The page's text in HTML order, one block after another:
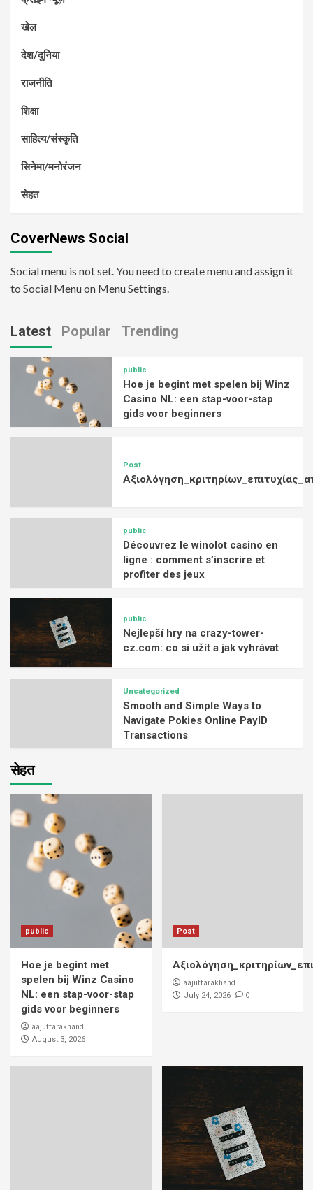
खेल
देश/दुनिया
राजनीति
शिक्षा
साहित्य/संस्कृति
सिनेमा/मनोरंजन
सेहत
CoverNews Social
Social menu is not set. You need to create menu and assign it
to Social Menu on Menu Settings.
Latest Popular Trending
public
Hoe je begint met spelen bij Winz
Casino NL: een stap-voor-stap
gids voor beginners
Post
public
Découvrez le winolot casino en
ligne : comment s’inscrire et
profiter des jeux
public
Nejlepší hry na crazy-tower-
cz.com: co si užít a jak vyhrávat
Uncategorized
Smooth and Simple Ways to
Navigate Pokies Online PayID
Transactions
सेहत
public
Hoe je begint met
spelen bij Winz Casino
NL: een stap-voor-stap
gids voor beginners
aajuttarakhand
August 3, 2026
Post
aajuttarakhand
July 24, 2026 0